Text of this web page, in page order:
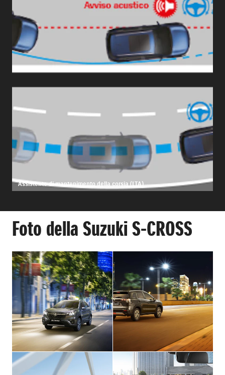
Assistente di mantenimento della corsia (LTA)
Foto della Suzuki S-CROSS